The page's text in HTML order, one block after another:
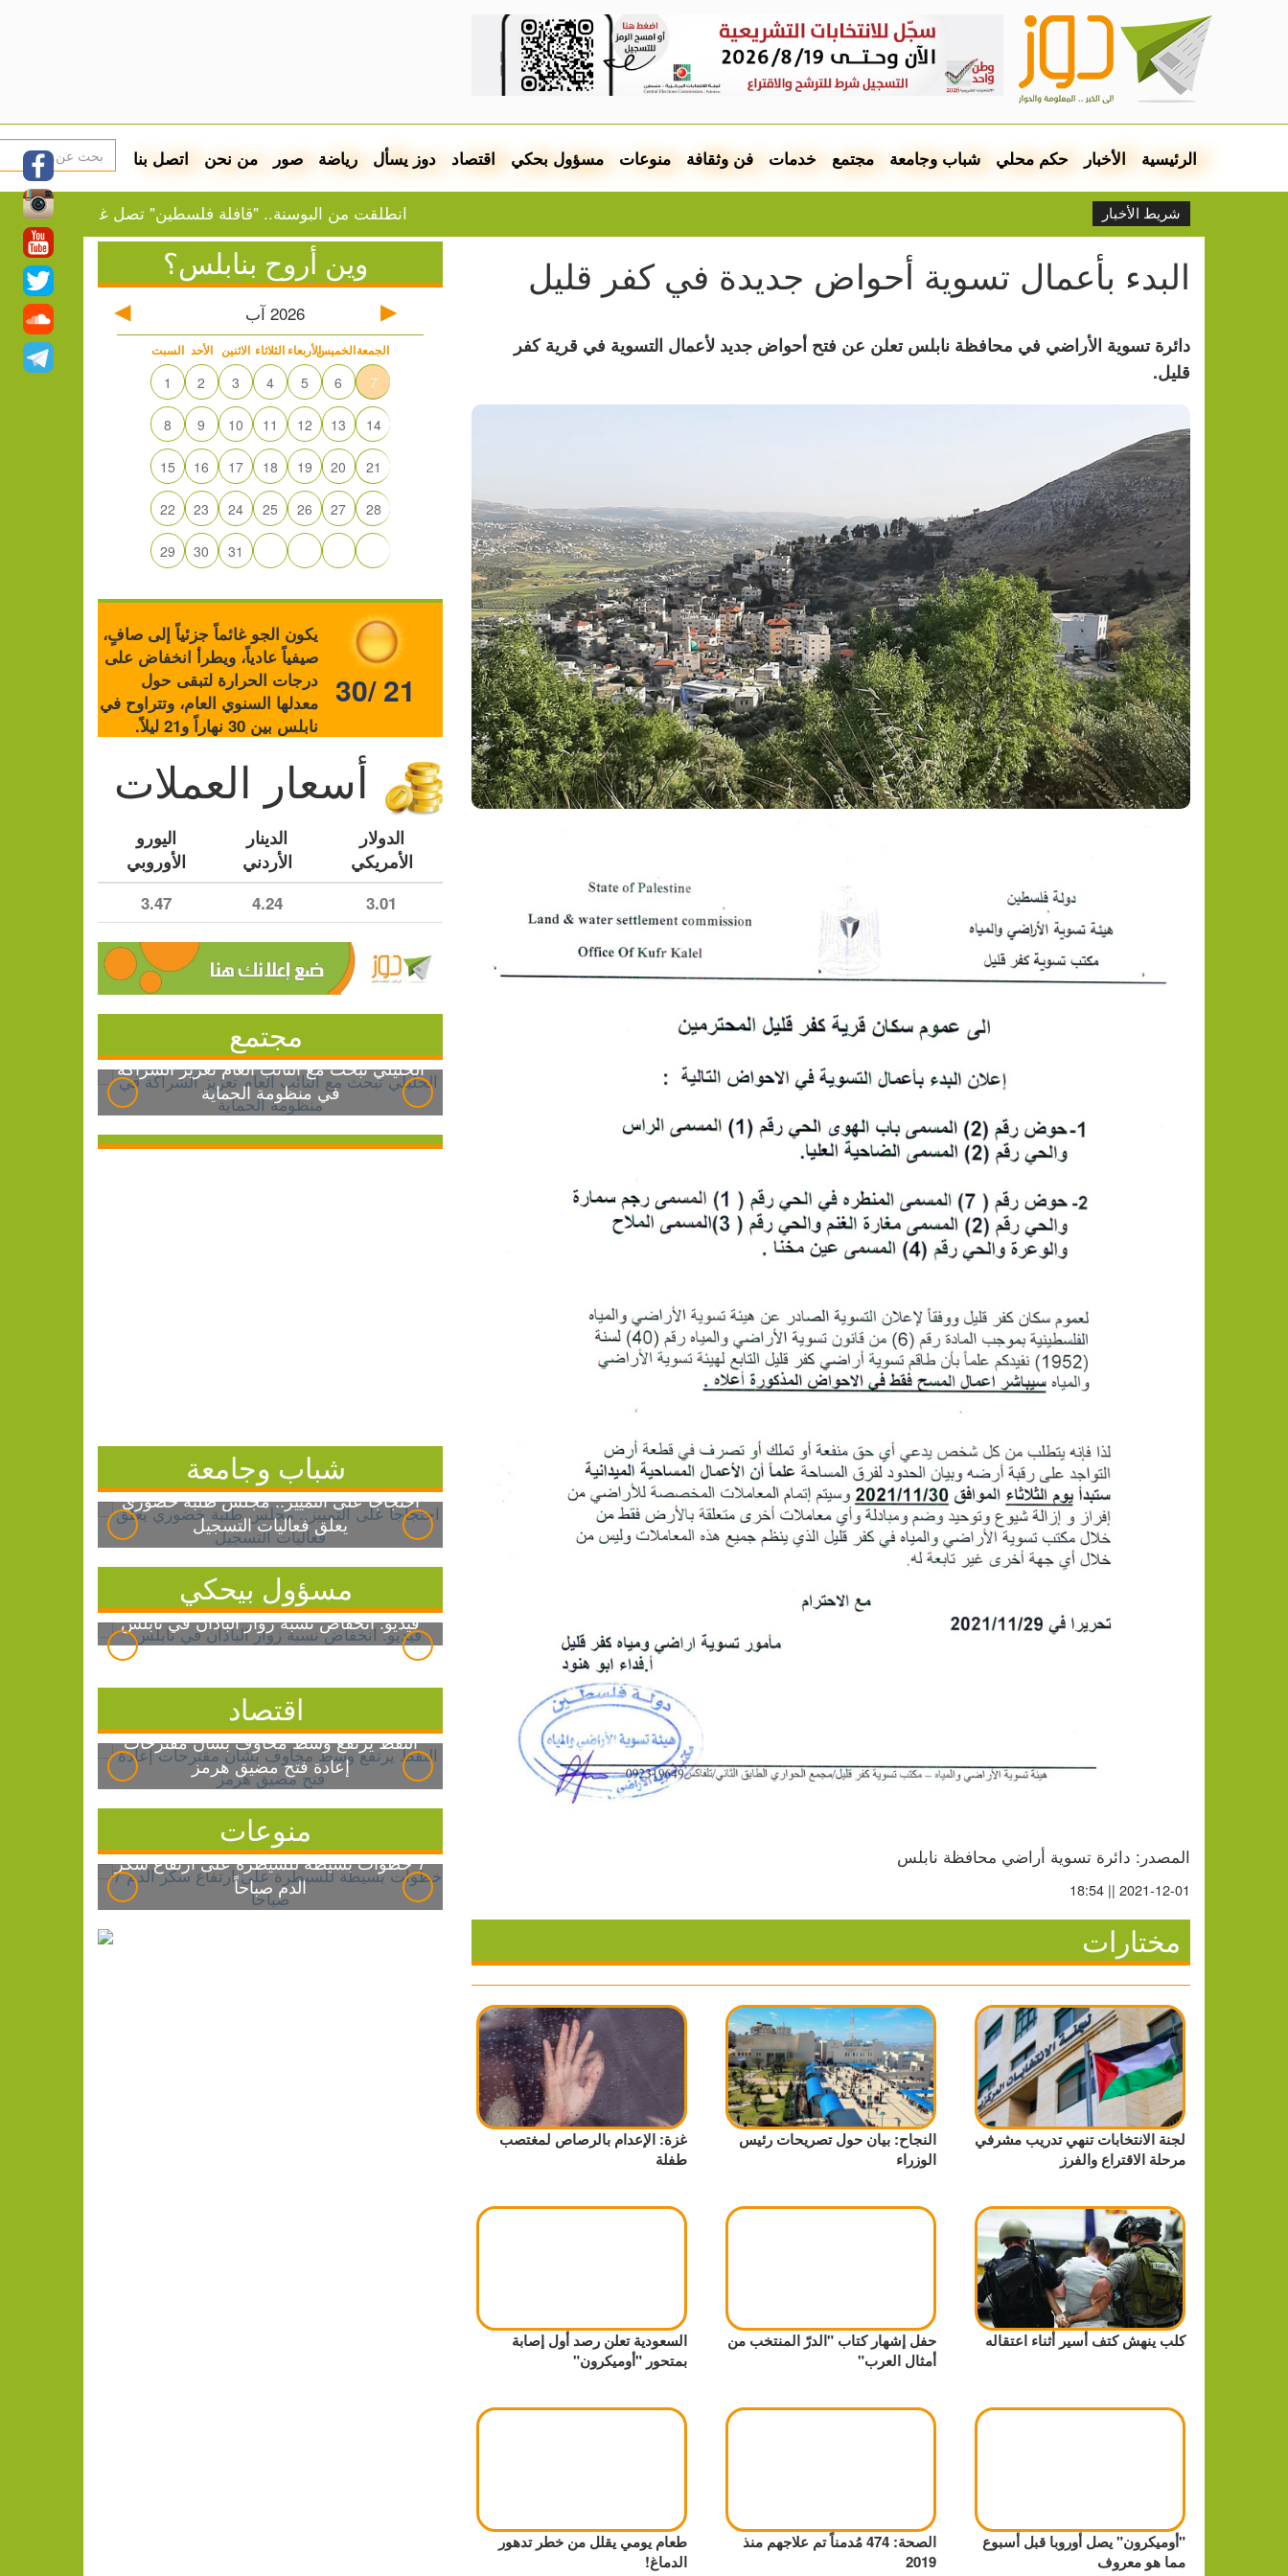
الرئيسية الأخبار حكم محلي شباب وجامعة مجتمع خدمات فن وثقافة منوعات مسؤول بحكي اقتصاد دوز يسأل رياضة صور من نحن اتصل بنا
شريط الأخبار انطلقت من البوسنة.. "قافلة فلسطين" تصل غازي عنتاب
البدء بأعمال تسوية أحواض جديدة في كفر قليل
دائرة تسوية الأراضي في محافظة نابلس تعلن عن فتح أحواض جديد لأعمال التسوية في قرية كفر
قليل.
المصدر: دائرة تسوية أراضي محافظة نابلس
2021-12-01 || 18:54
مختارات
لجنة الانتخابات تنهي تدريب مشرفي
مرحلة الاقتراع والفرز
النجاح: بيان حول تصريحات رئيس
الوزراء
غزة: الإعدام بالرصاص لمغتصب
طفلة
كلب ينهش كتف أسير أثناء اعتقاله
حفل إشهار كتاب "الدرّ المنتخب من
أمثال العرب"
السعودية تعلن رصد أول إصابة
بمتحور "أوميكرون"
"أوميكرون" يصل أوروبا قبل أسبوع
مما هو معروف
الصحة: 474 مُدمناً تم علاجهم منذ
2019
طعام يومي يقلل من خطر تدهور
الدماغ!
وين أروح بنابلس؟
2026 آب
السبت الأحد الاثنين الثلاثاء الأربعاءالخميسالجمعة
1 2 3 4 5 6 7
8 9 10 11 12 13 14
15 16 17 18 19 20 21
22 23 24 25 26 27 28
29 30 31
يكون الجو غائماً جزئياً إلى صافٍ،
صيفياً عادياً، ويطرأ انخفاض على
درجات الحرارة لتبقى حول
معدلها السنوي العام، وتتراوح في
نابلس بين 30 نهاراً و21 ليلاً.
30/ 21
أسعار العملات
الدولار
الأمريكي
الدينار
الأردني
اليورو
الأوروبي
3.01
4.24
3.47
مجتمع
الخليلي تبحث مع النائب العام تعزيز الشراكة
في منظومة الحماية
شباب وجامعة
احتجاجاً على التمييز.. مجلس طلبة خضوري
يعلق فعاليات التسجيل
مسؤول بيحكي
فيديو: انخفاض نسبة زوار الباذان في نابلس
اقتصاد
النفط يرتفع وسط مخاوف بشأن مقترحات
إعادة فتح مضيق هرمز
منوعات
7 خطوات بسيطة للسيطرة على ارتفاع سكر
الدم صباحاً